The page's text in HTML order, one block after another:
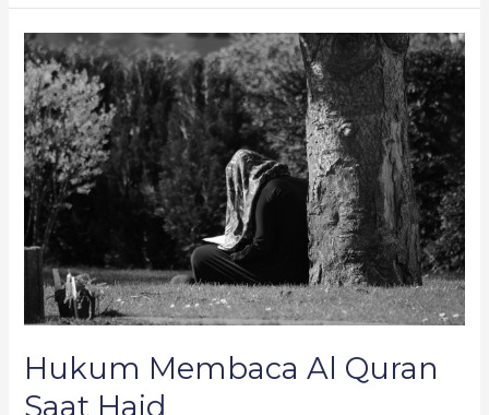
Hukum Membaca Al Quran
Saat Haid
Hukum
Membaca
Al
Quran
Saat
Haid